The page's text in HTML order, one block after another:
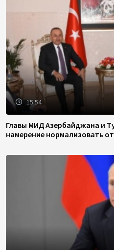
15:54
Главы МИД Азербайджана и
намерение нормализовать